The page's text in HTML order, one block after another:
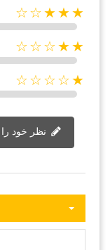
★★★☆☆
★★☆☆☆
★☆☆☆☆